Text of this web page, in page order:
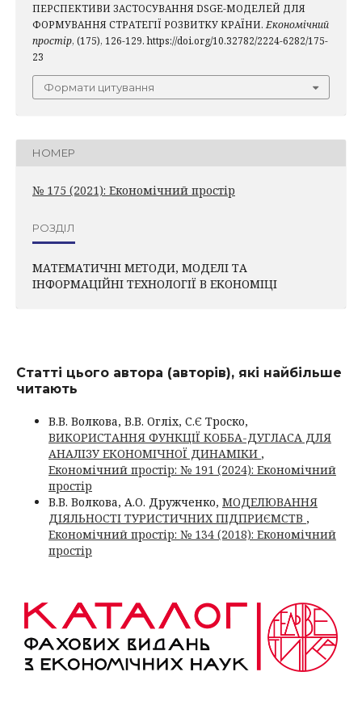
ПЕРСПЕКТИВИ ЗАСТОСУВАННЯ DSGE-МОДЕЛЕЙ ДЛЯ
ФОРМУВАННЯ СТРАТЕГІЇ РОЗВИТКУ КРАЇНИ. Економічний
простір, (175), 126-129. https://doi.org/10.32782/2224-6282/175-
23
Формати цитування
НОМЕР
№ 175 (2021): Економічний простір
РОЗДІЛ
МАТЕМАТИЧНІ МЕТОДИ, МОДЕЛІ ТА
ІНФОРМАЦІЙНІ ТЕХНОЛОГІЇ В ЕКОНОМІЦІ
Статті цього автора (авторів), які найбільше
читають
В.В. Волкова, В.В. Огліх, С.Є Троско,
ВИКОРИСТАННЯ ФУНКЦІЇ КОББА-ДУГЛАСА ДЛЯ
АНАЛІЗУ ЕКОНОМІЧНОЇ ДИНАМІКИ ,
Економічний простір: № 191 (2024): Економічний
простір
В.В. Волкова, А.О. Дружченко, МОДЕЛЮВАННЯ
ДІЯЛЬНОСТІ ТУРИСТИЧНИХ ПІДПРИЄМСТВ ,
Економічний простір: № 134 (2018): Економічний
простір